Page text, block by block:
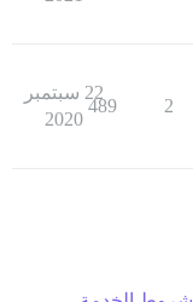
2
489
22 سبتمبر
2020